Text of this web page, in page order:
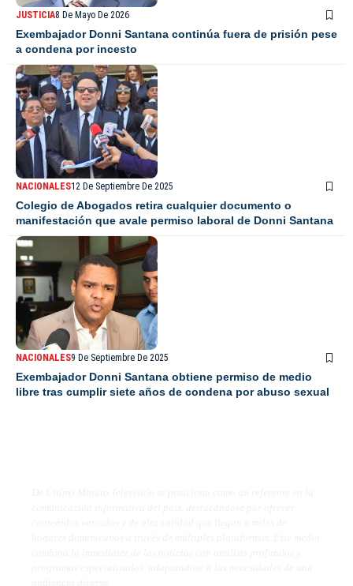
JUSTICIA8 De Mayo De 2026
Exembajador Donni Santana continúa fuera de prisión pese
a condena por incesto
NACIONALES12 De Septiembre De 2025
Colegio de Abogados retira cualquier documento o
manifestación que avale permiso laboral de Donni Santana
NACIONALES9 De Septiembre De 2025
Exembajador Donni Santana obtiene permiso de medio
libre tras cumplir siete años de condena por abuso sexual